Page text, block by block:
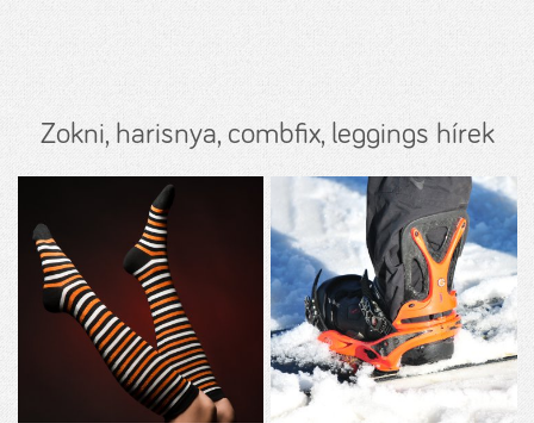
Zokni, harisnya, combfix, leggings hírek